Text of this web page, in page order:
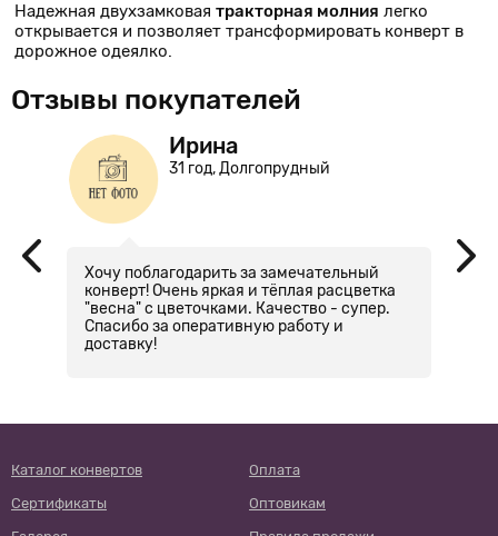
Надежная двухзамковая тракторная молния легко
открывается и позволяет трансформировать конверт в
дорожное одеялко.
Отзывы покупателей
Ирина
31 год, Долгопрудный
Хочу поблагодарить за замечательный
конверт! Очень яркая и тёплая расцветка
"весна" с цветочками. Качество - супер.
Спасибо за оперативную работу и
доставку!
Каталог конвертов
Оплата
Сертификаты
Оптовикам